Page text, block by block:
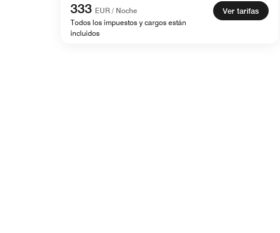
333 EUR / Noche
Todos los impuestos y cargos están
incluidos
Ver tarifas